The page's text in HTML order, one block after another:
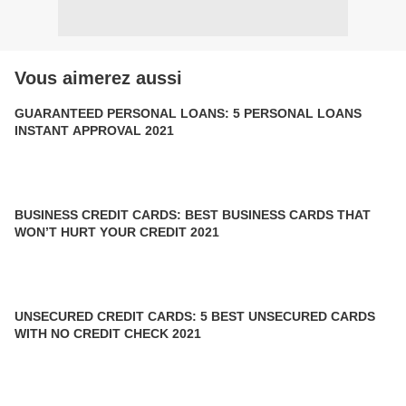
Vous aimerez aussi
GUARANTEED PERSONAL LOANS: 5 PERSONAL LOANS
INSTANT APPROVAL 2021
BUSINESS CREDIT CARDS: BEST BUSINESS CARDS THAT
WON’T HURT YOUR CREDIT 2021
UNSECURED CREDIT CARDS: 5 BEST UNSECURED CARDS
WITH NO CREDIT CHECK 2021